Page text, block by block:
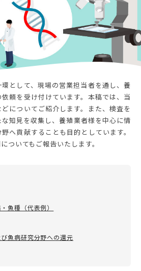
配信登録
ポリシー
その他
として、現場の営業担当者を通し、養
頼を受け付けています。本稿では、当
についてご紹介します。また、検査を
知見を収集し、養殖業者様を中心に情
へ貢献することも目的としています。
ついてもご報告いたします。
魚種（代表例）
魚病研究分野への還元